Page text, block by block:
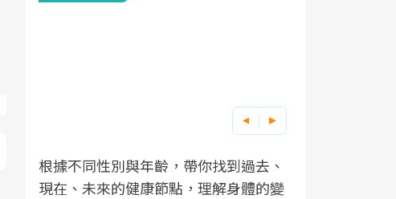
根據不同性別與年齡，帶你找到過去、
現在、未來的健康節點，理解身體的變